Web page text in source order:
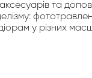
та
у різних